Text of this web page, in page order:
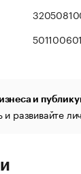
и
развивайте